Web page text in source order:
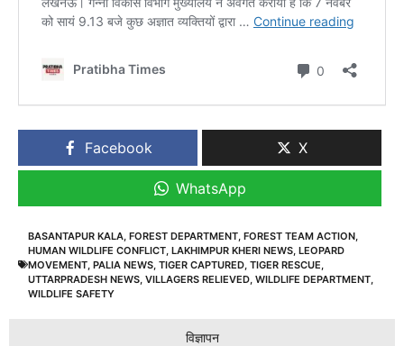
Facebook X
WhatsApp
BASANTAPUR KALA, FOREST DEPARTMENT, FOREST TEAM ACTION,
HUMAN WILDLIFE CONFLICT, LAKHIMPUR KHERI NEWS, LEOPARD
MOVEMENT, PALIA NEWS, TIGER CAPTURED, TIGER RESCUE,
UTTARPRADESH NEWS, VILLAGERS RELIEVED, WILDLIFE DEPARTMENT,
WILDLIFE SAFETY
विज्ञापन